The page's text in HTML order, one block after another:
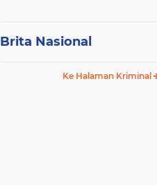
Brita Nasional
Ke Halaman Kriminal